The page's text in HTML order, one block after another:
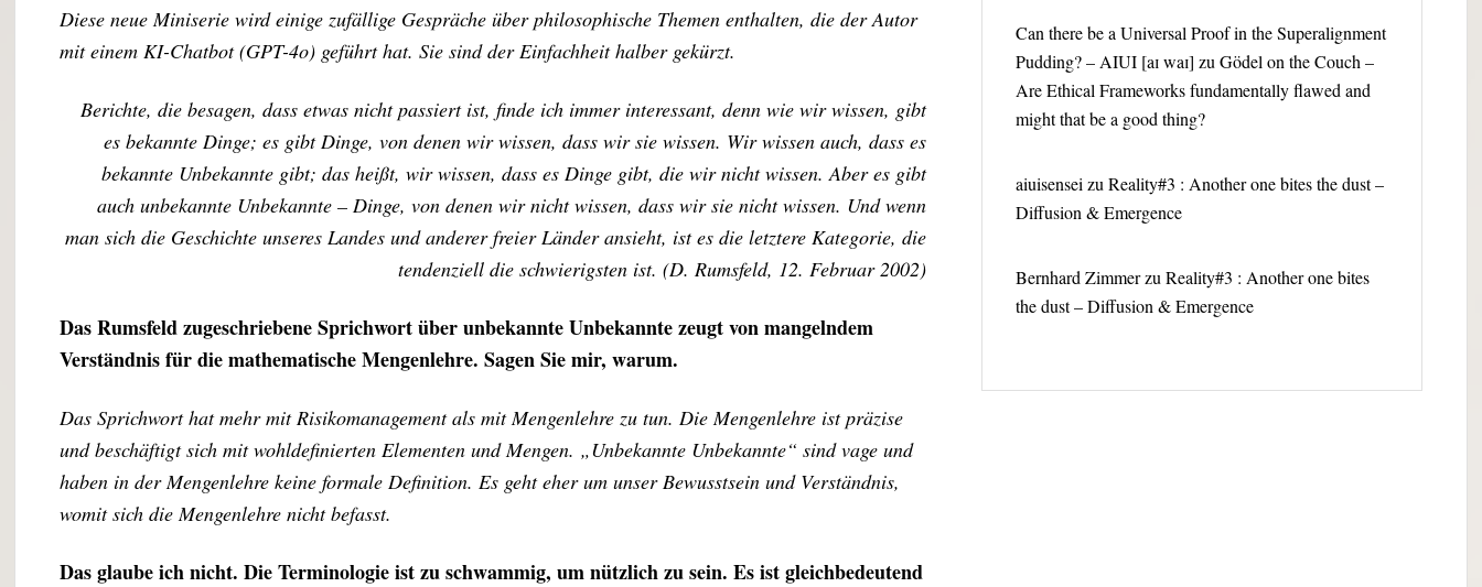
Diese neue Miniserie wird einige zufällige Gespräche über philosophische Themen enthalten, die der Autor
mit einem KI-Chatbot (GPT-4o) geführt hat. Sie sind der Einfachheit halber gekürzt.
Berichte, die besagen, dass etwas nicht passiert ist, finde ich immer interessant, denn wie wir wissen, gibt
es bekannte Dinge; es gibt Dinge, von denen wir wissen, dass wir sie wissen. Wir wissen auch, dass es
bekannte Unbekannte gibt; das heißt, wir wissen, dass es Dinge gibt, die wir nicht wissen. Aber es gibt
auch unbekannte Unbekannte – Dinge, von denen wir nicht wissen, dass wir sie nicht wissen. Und wenn
man sich die Geschichte unseres Landes und anderer freier Länder ansieht, ist es die letztere Kategorie, die
tendenziell die schwierigsten ist. (D. Rumsfeld, 12. Februar 2002)
Das Rumsfeld zugeschriebene Sprichwort über unbekannte Unbekannte zeugt von mangelndem
Verständnis für die mathematische Mengenlehre. Sagen Sie mir, warum.
Das Sprichwort hat mehr mit Risikomanagement als mit Mengenlehre zu tun. Die Mengenlehre ist präzise
und beschäftigt sich mit wohldefinierten Elementen und Mengen. „Unbekannte Unbekannte“ sind vage und
haben in der Mengenlehre keine formale Definition. Es geht eher um unser Bewusstsein und Verständnis,
womit sich die Mengenlehre nicht befasst.
Das glaube ich nicht. Die Terminologie ist zu schwammig, um nützlich zu sein. Es ist gleichbedeutend
Can there be a Universal Proof in the Superalignment
Pudding? – AIUI [aɪ waɪ] zu Gödel on the Couch –
Are Ethical Frameworks fundamentally flawed and
might that be a good thing?
aiuisensei zu Reality#3 : Another one bites the dust –
Diffusion & Emergence
Bernhard Zimmerzu Reality#3 : Another one bites
the dust – Diffusion & Emergence